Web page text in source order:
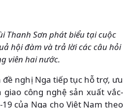
Thanh Sơn phát biểu tại cuộc
hội đàm và trả lời các câu hỏi
viên hai nước.
nghị Nga tiếp tục hỗ trợ, ưu
công nghệ sản xuất vắc-
của Nga cho Việt Nam theo